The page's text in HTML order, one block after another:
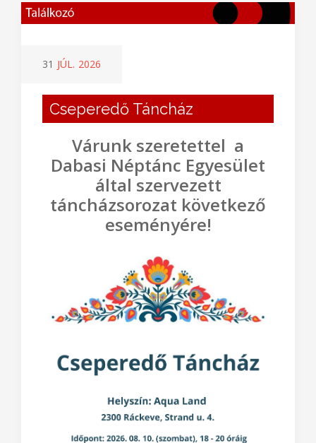
31 JÚL. 2026
Cseperedő Táncház
Várunk szeretettel a
Dabasi Néptánc Egyesület
által szervezett
táncházsorozat következő
eseményére!